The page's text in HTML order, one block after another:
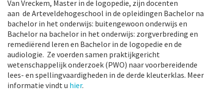
Van Vreckem, Master in de logopedie, zijn docenten
aan de Arteveldehogeschool in de opleidingen Bachelor na
bachelor in het onderwijs: buitengewoon onderwijs en
Bachelor na bachelor in het onderwijs: zorgverbreding en
remediërend leren en Bachelor in de logopedie en de
audiologie. Ze voerden samen praktijkgericht
wetenschappelijk onderzoek (PWO) naar voorbereidende
lees- en spellingvaardigheden in de derde kleuterklas. Meer
informatie vindt u hier.